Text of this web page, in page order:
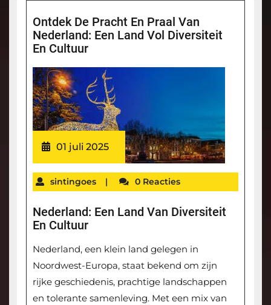
Ontdek De Pracht En Praal Van
Nederland: Een Land Vol Diversiteit
En Cultuur
01 juli 2025
sintingoes | 0 Reacties
Nederland: Een Land Van Diversiteit
En Cultuur
Nederland, een klein land gelegen in
Noordwest-Europa, staat bekend om zijn
rijke geschiedenis, prachtige landschappen
en tolerante samenleving. Met een mix van